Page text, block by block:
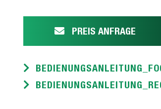
PREIS ANFRAGE